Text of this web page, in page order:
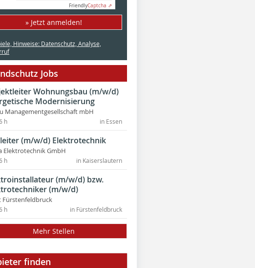
FriendlyCaptcha ⇗
» Jetzt anmelden!
Hinweise: Datenschutz, Analyse,
Jobs
Wohnungsbau (m/w/d)
Modernisierung
Managementgesellschaft mbH
in Essen
h
(m/w/d) Elektrotechnik
Elektrotechnik GmbH
in Kaiserslautern
h
(m/w/d) bzw.
(m/w/d)
Fürstenfeldbruck
in Fürstenfeldbruck
h
Mehr Stellen
finden